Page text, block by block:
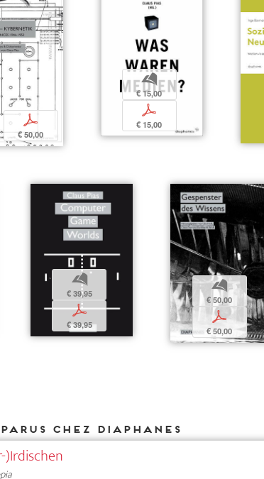
p
€ 50,00
b
€ 15,00
p
€ 15,00
b
€ 39,95
p
€ 39,95
b
€ 50,00
p
€ 50,00
chez DIAPHANES
)Irdischen